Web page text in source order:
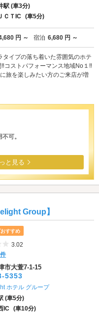
駅 (車3分)
ＣＴIC (車5分)
円 ～ 宿泊 6,680 円 ～
イプの落ち着いた雰囲気のホテ
コストパフォーマンス地域No１‼
旅を楽しみたい方のご来店が増
可。
と見る
Group】
すすめ
5つ星のうち3
3.02
市大萱7-1-15
5353
ホテル グループ
(車5分)
IC (車10分)